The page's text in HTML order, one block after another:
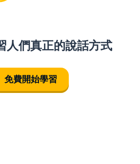
人們真正的說話方式
免費開始學習